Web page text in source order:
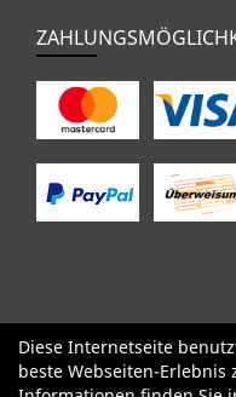
SALE Specialized
Pinarello
OPEN Kids /
Diese Internetseite
beste Webseiten-